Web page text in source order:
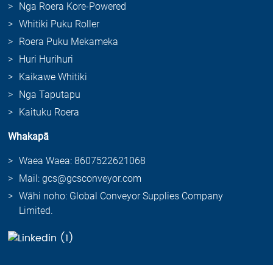
Nga Roera Kore-Powered
Whitiki Puku Roller
Roera Puku Mekameka
Huri Hurihuri
Kaikawe Whitiki
Nga Taputapu
Kaituku Roera
Whakapā
Waea Waea: 8607522621068
Mail: gcs@gcsconveyor.com
Wāhi noho: Global Conveyor Supplies Company
Limited.